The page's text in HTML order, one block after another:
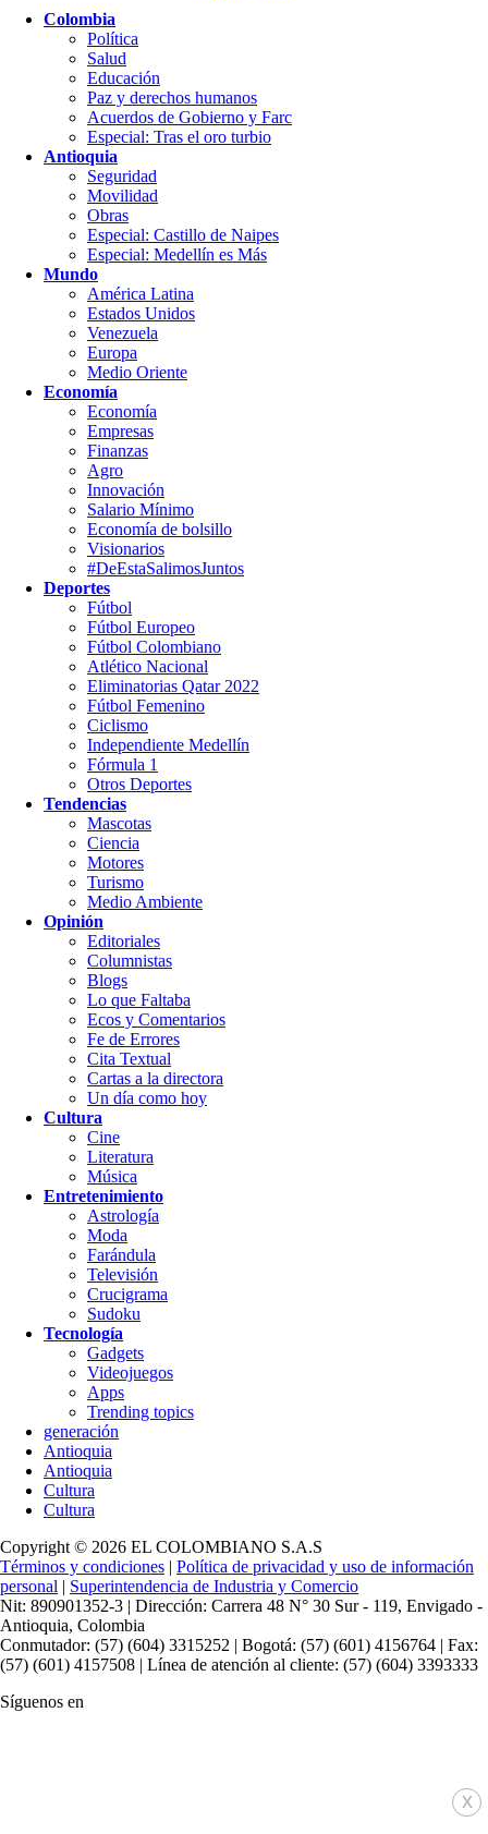
x
Colombia
Política
Salud
Educación
Paz y derechos humanos
Acuerdos de Gobierno y Farc
Especial: Tras el oro turbio
Antioquia
Seguridad
Movilidad
Obras
Especial: Castillo de Naipes
Especial: Medellín es Más
Mundo
América Latina
Estados Unidos
Venezuela
Europa
Medio Oriente
Economía
Economía
Empresas
Finanzas
Agro
Innovación
Salario Mínimo
Economía de bolsillo
Visionarios
#DeEstaSalimosJuntos
Deportes
Fútbol
Fútbol Europeo
Fútbol Colombiano
Atlético Nacional
Eliminatorias Qatar 2022
Fútbol Femenino
Ciclismo
Independiente Medellín
Fórmula 1
Otros Deportes
Tendencias
Mascotas
Ciencia
Motores
Turismo
Medio Ambiente
Opinión
Editoriales
Columnistas
Blogs
Lo que Faltaba
Ecos y Comentarios
Fe de Errores
Cita Textual
Cartas a la directora
Un día como hoy
Cultura
Cine
Literatura
Música
Entretenimiento
Astrología
Moda
Farándula
Televisión
Crucigrama
Sudoku
Tecnología
Gadgets
Videojuegos
Apps
Trending topics
generación
Antioquia
Antioquia
Cultura
Cultura
Copyright © 2026 EL COLOMBIANO S.A.S
Términos y condiciones | Política de privacidad y uso de información
personal | Superintendencia de Industria y Comercio
Nit: 890901352-3 | Dirección: Carrera 48 N° 30 Sur - 119, Envigado -
Antioquia, Colombia
Conmutador: (57) (604) 3315252 | Bogotá: (57) (601) 4156764 | Fax:
(57) (601) 4157508 | Línea de atención al cliente: (57) (604) 3393333
Síguenos en